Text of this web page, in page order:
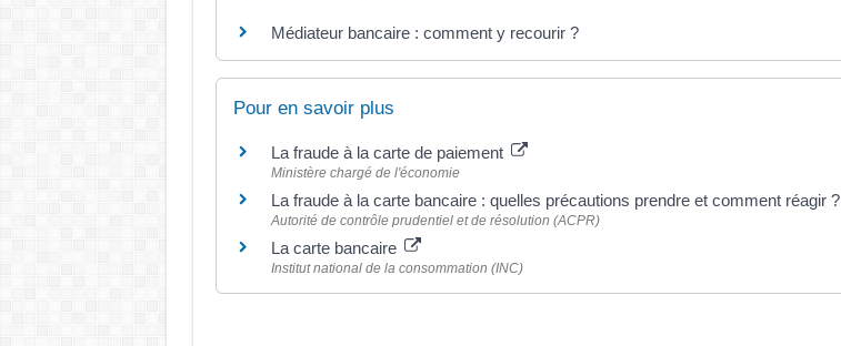
Médiateur bancaire : comment y recourir ?
Pour en savoir plus
La fraude à la carte de paiement
Ministère chargé de l'économie
La fraude à la carte bancaire : quelles précautions prendre et comment réagir ?
Autorité de contrôle prudentiel et de résolution (ACPR)
La carte bancaire
Institut national de la consommation (INC)